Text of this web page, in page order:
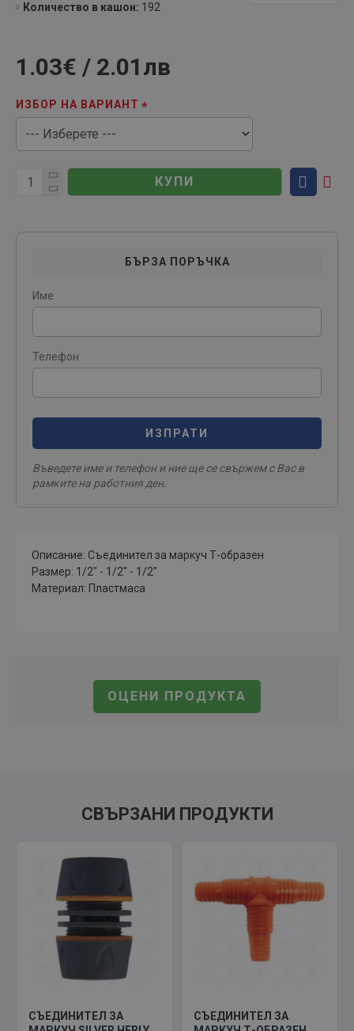
Количество в кашон: 192
1.03€ / 2.01лв
ИЗБОР НА ВАРИАНТ
КУПИ
БЪРЗА ПОРЪЧКА
Име
Телефон
ИЗПРАТИ
Въведете име и телефон и ние ще се свържем с Вас в
рамките на работния ден.
ОЦЕНИ ПРОДУКТА
Описание: Съединител за маркуч Т-образен
Размер: 1/2" - 1/2" - 1/2"
Материал: Пластмаса
СВЪРЗАНИ ПРОДУКТИ
СЪЕДИНИТЕЛ ЗА
СЪЕДИНИТЕЛ ЗА